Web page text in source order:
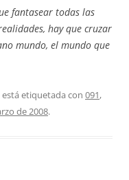
fantasear todas las
hay que cruzar
mundo, el mundo que
está etiquetada con 091,
de 2008.